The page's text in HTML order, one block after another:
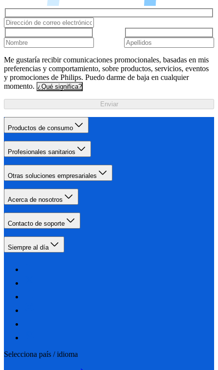
Me gustaría recibir comunicaciones promocionales, basadas en mis
preferencias y comportamiento, sobre productos, servicios, eventos
y promociones de Philips. Puedo darme de baja en cualquier
momento. ¿Qué significa?
Enviar
Productos de consumo
Profesionales sanitarios
Otras soluciones empresariales
Acerca de nosotros
Contacto de soporte
Siempre al día
Selecciona país / idioma